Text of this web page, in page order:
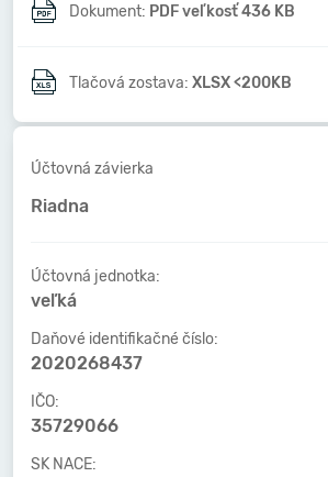
Dokument: PDF veľkosť 436 KB
Tlačová zostava: XLSX <200KB
Účtovná závierka
Riadna
Účtovná jednotka:
veľká
Daňové identifikačné číslo:
2020268437
IČO:
35729066
SK NACE: